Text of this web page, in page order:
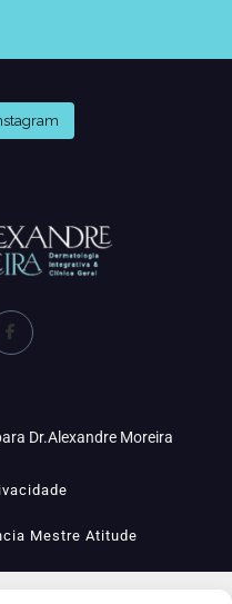
Dr.Alexandre Moreira
Mestre Atitude